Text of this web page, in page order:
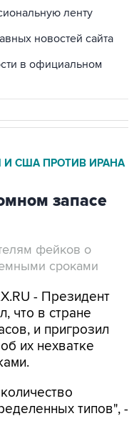
ленту
новостей сайта
в официальном
И США ПРОТИВ ИРАНА
запасе
фейков о
сроками
- Президент
что в стране
и пригрозил
их нехватке
типов", -